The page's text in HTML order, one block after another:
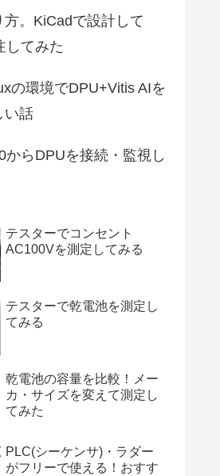
。KiCadで設計して
してみた
の環境でDPU+Vitis AIを
い話
からDPUを接続・監視し
テスターでコンセント
AC100Vを測定してみる
テスターで乾電池を測定し
てみる
乾電池の容量を比較！メー
カ・サイズを変えて測定し
てみた
PLC(シーケンサ)・ラダー
がフリーで使える！おすす